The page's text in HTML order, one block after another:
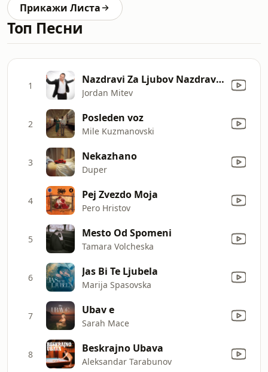
Прикажи Листа
Топ Песни
1 Nazdravi Za Ljubov Nazdravi Za Srekja
Jordan Mitev
2 Posleden voz
Mile Kuzmanovski
3 Nekazhano
Duper
4 Pej Zvezdo Moja
Pero Hristov
5 Mesto Od Spomeni
Tamara Volcheska
6 Jas Bi Te Ljubela
Marija Spasovska
7 Ubav e
Sarah Mace
8 Beskrajno Ubava
Aleksandar Tarabunov